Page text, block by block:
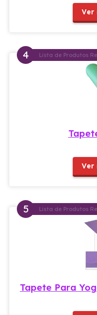
Ver
Lista de Produtos
Ver
Lista de Produtos
Tapete Para